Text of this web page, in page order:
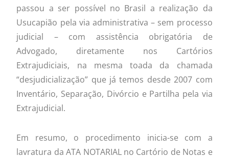
passou a ser possível no Brasil a realização da
Usucapião pela via administrativa – sem processo
judicial – com assistência obrigatória de
Advogado, diretamente nos Cartórios
Extrajudiciais, na mesma toada da chamada
“desjudicialização” que já temos desde 2007 com
Inventário, Separação, Divórcio e Partilha pela via
Extrajudicial.
Em resumo, o procedimento inicia-se com a
lavratura da ATA NOTARIAL no Cartório de Notas e